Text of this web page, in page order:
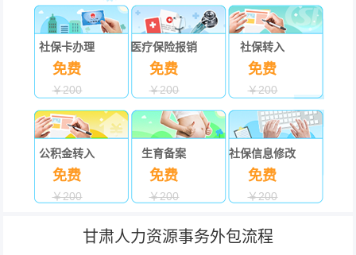
社保卡办理
免费
￥200
医疗保险报销
免费
￥200
社保转入
免费
￥200
公积金转入
免费
￥200
生育备案
免费
￥200
社保信息修改
免费
￥200
甘肃人力资源事务外包流程